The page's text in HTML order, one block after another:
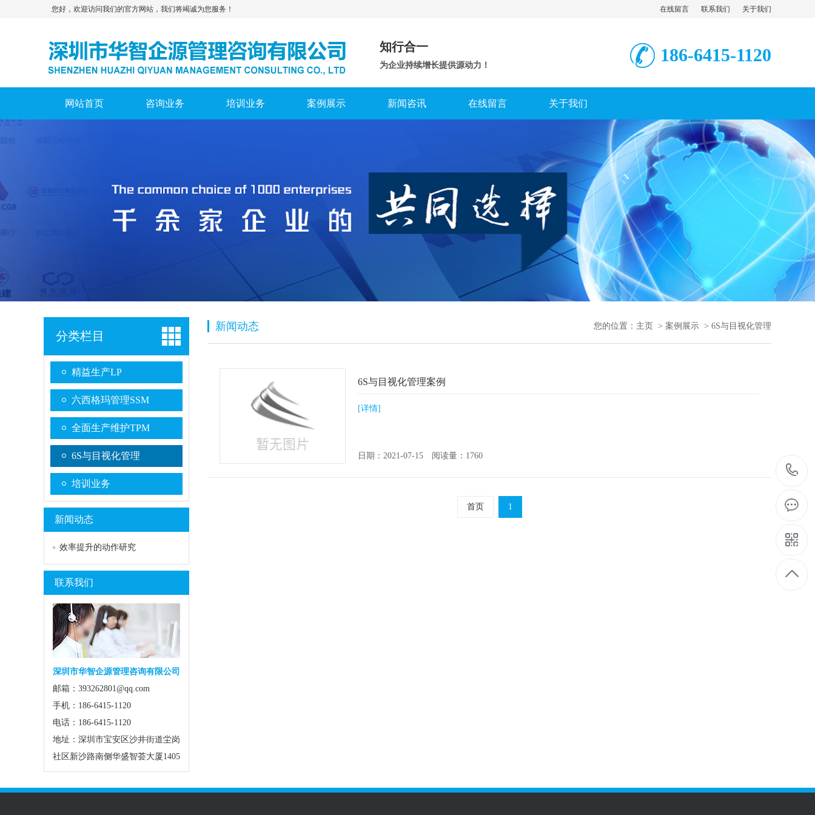
您好，欢迎访问我们的官方网站，我们将竭诚为您服务！ 在线留言 联系我们 关于我们
知行合一
为企业持续增长提供源动力！
186-6415-1120
网站首页 咨询业务 培训业务 案例展示 新闻咨讯 在线留言 关于我们
分类栏目
精益生产LP
六西格玛管理SSM
全面生产维护TPM
6S与目视化管理
培训业务
新闻动态
效率提升的动作研究
联系我们
深圳市华智企源管理咨询有限公司
邮箱：393262801@qq.com
手机：186-6415-1120
电话：186-6415-1120
地址：深圳市宝安区沙井街道坣岗
社区新沙路南侧华盛智荟大厦1405
新闻动态 您的位置： 主页 > 案例展示 > 6S与目视化管理
6S与目视化管理案例
[详情]
日期：2021-07-15 阅读量：1760
首页 1